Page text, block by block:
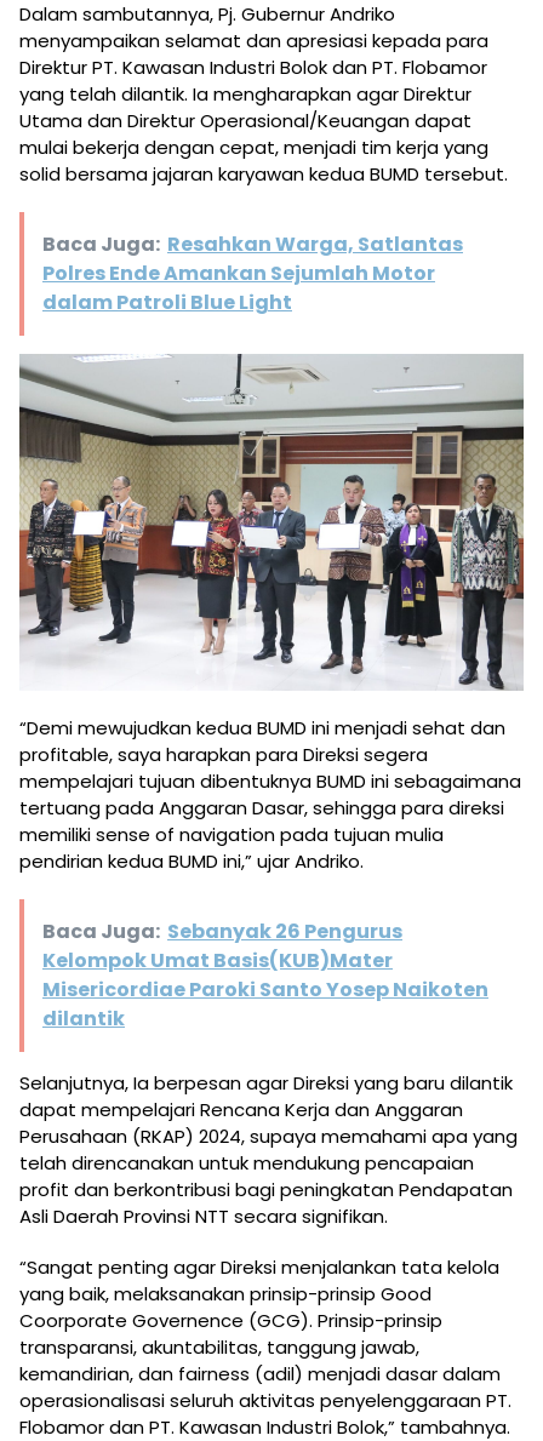
Dalam sambutannya, Pj. Gubernur Andriko
menyampaikan selamat dan apresiasi kepada para
Direktur PT. Kawasan Industri Bolok dan PT. Flobamor
yang telah dilantik. Ia mengharapkan agar Direktur
Utama dan Direktur Operasional/Keuangan dapat
mulai bekerja dengan cepat, menjadi tim kerja yang
solid bersama jajaran karyawan kedua BUMD tersebut.
Baca Juga: Resahkan Warga, Satlantas
Polres Ende Amankan Sejumlah Motor
dalam Patroli Blue Light
“Demi mewujudkan kedua BUMD ini menjadi sehat dan
profitable, saya harapkan para Direksi segera
mempelajari tujuan dibentuknya BUMD ini sebagaimana
tertuang pada Anggaran Dasar, sehingga para direksi
memiliki sense of navigation pada tujuan mulia
pendirian kedua BUMD ini,” ujar Andriko.
Baca Juga: Sebanyak 26 Pengurus
Kelompok Umat Basis(KUB)Mater
Misericordiae Paroki Santo Yosep Naikoten
dilantik
Selanjutnya, Ia berpesan agar Direksi yang baru dilantik
dapat mempelajari Rencana Kerja dan Anggaran
Perusahaan (RKAP) 2024, supaya memahami apa yang
telah direncanakan untuk mendukung pencapaian
profit dan berkontribusi bagi peningkatan Pendapatan
Asli Daerah Provinsi NTT secara signifikan.
“Sangat penting agar Direksi menjalankan tata kelola
yang baik, melaksanakan prinsip-prinsip Good
Coorporate Governence (GCG). Prinsip-prinsip
transparansi, akuntabilitas, tanggung jawab,
kemandirian, dan fairness (adil) menjadi dasar dalam
operasionalisasi seluruh aktivitas penyelenggaraan PT.
Flobamor dan PT. Kawasan Industri Bolok,” tambahnya.